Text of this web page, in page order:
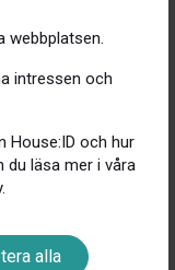
webbplatsen.
intressen och
House:ID och hur
du läsa mer i våra
alla
tecknar-